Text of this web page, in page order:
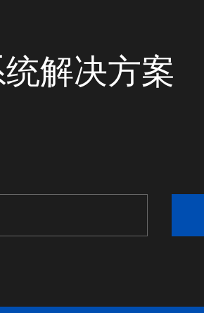
解决方案